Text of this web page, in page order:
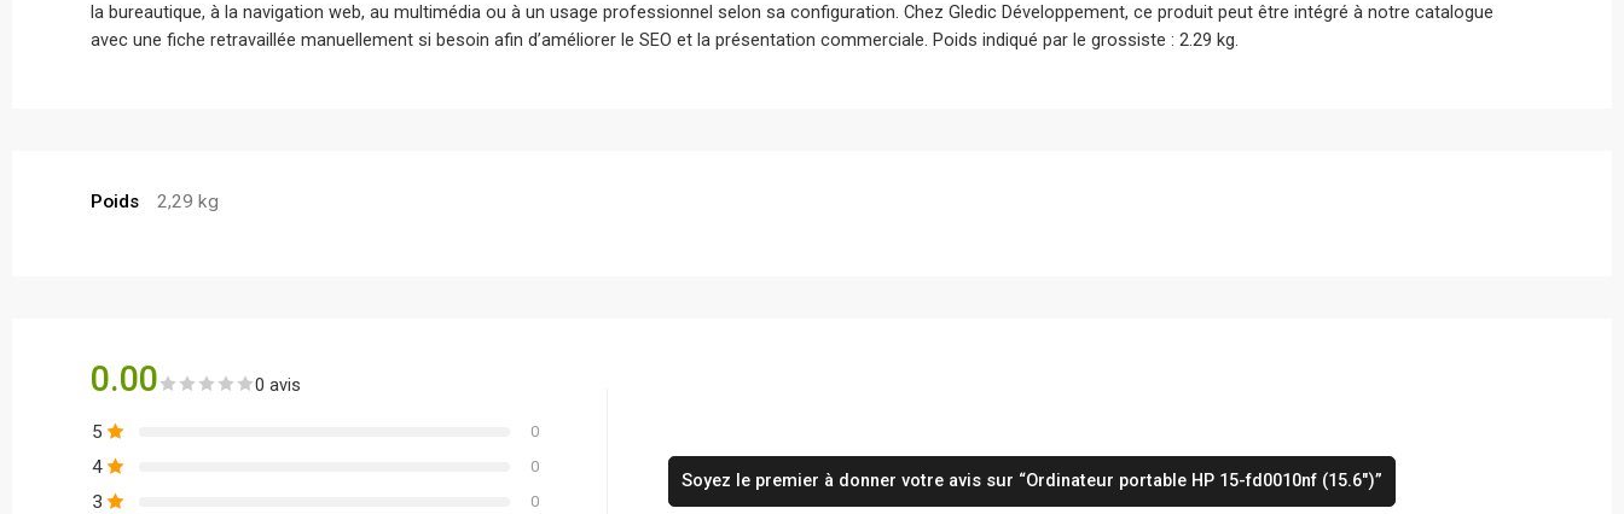
la bureautique, à la navigation web, au multimédia ou à un usage professionnel selon sa configuration. Chez Gledic Développement, ce produit peut être intégré à notre catalogue
avec une fiche retravaillée manuellement si besoin afin d’améliorer le SEO et la présentation commerciale. Poids indiqué par le grossiste : 2.29 kg.
Poids 2,29 kg
0.00 0 avis
5 0
4 0
3 0
Soyez le premier à donner votre avis sur “Ordinateur portable HP 15-fd0010nf (15.6″)”